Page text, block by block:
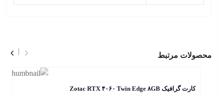
محصولات مرتبط
کارت گرافیک Zotac RTX ۴۰۶۰ Twin Edge ۸GB
‹
›